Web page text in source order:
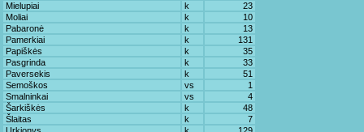
Mielupiai
k
23
Moliai
k
10
Pabaronė
k
13
Pamerkiai
k
131
Papiškės
k
35
Pasgrinda
k
33
Paversekis
k
51
Semoškos
vs
1
Smalninkai
vs
4
Šarkiškės
k
48
Šlaitas
k
7